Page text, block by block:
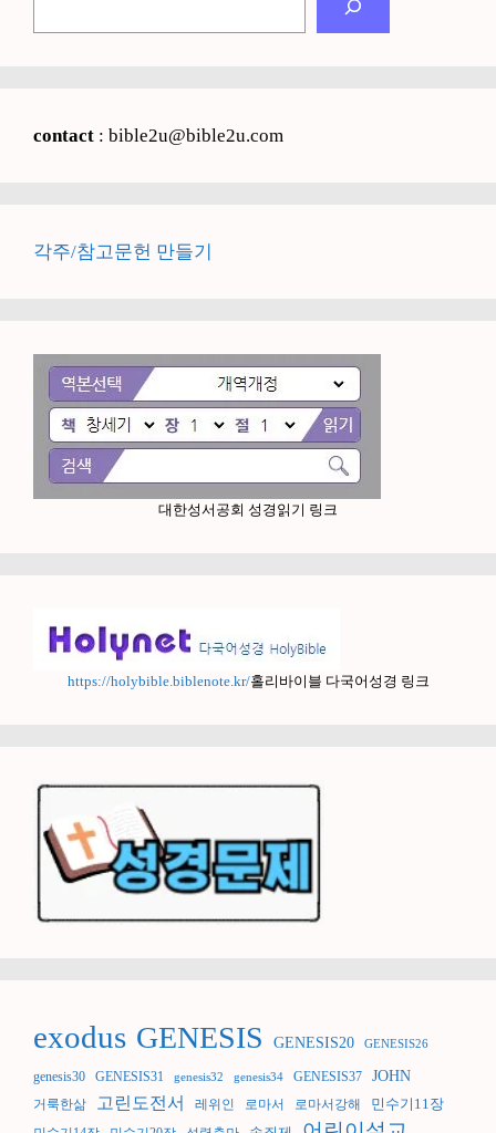
contact : bible2u@bible2u.com
각주/참고문헌 만들기
대한성서공회 성경읽기 링크
https://holybible.biblenote.kr/홀리바이블 다국어성경 링크
exodus GENESIS GENESIS20 GENESIS26
genesis30 GENESIS31 genesis32 genesis34 GENESIS37 JOHN
거룩한삶 고린도전서 레위인 로마서 로마서강해 민수기11장